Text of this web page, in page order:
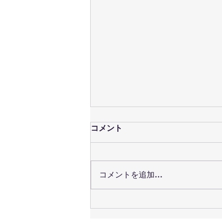
コメント
コメントを追加…